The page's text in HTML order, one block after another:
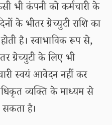
भी कंपनी को कर्मचारी के
के भीतर ग्रेच्युटी राशि का
है। स्वाभाविक रूप से,
ग्रेच्युटी के लिए भी
स्वयं आवेदन नहीं कर
व्यक्ति के माध्यम से
है।